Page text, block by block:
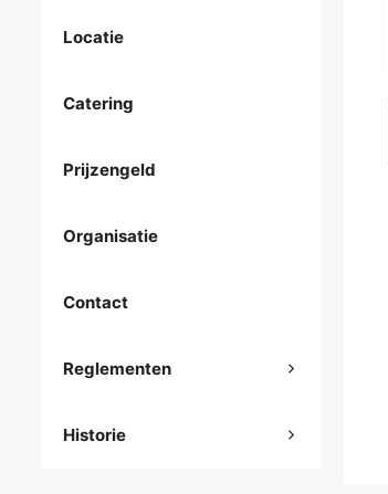
Locatie
Catering
Prijzengeld
Organisatie
Contact
Reglementen
Historie